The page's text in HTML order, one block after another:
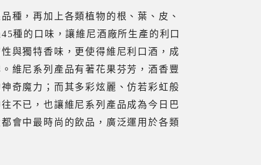
種，再加上各類植物的根、葉、皮、
種的口味，讓維尼酒廠所生產的利口
與獨特香味，更使得維尼利口酒，成
維尼系列產品有著花果芬芳，酒香豐
奇魔力；而其多彩炫麗、仿若彩虹般
不已，也讓維尼系列產品成為今日巴
會中最時尚的飲品，廣泛運用於各類